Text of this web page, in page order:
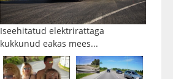
Iseehitatud elektrirattaga
kukkunud eakas mees...